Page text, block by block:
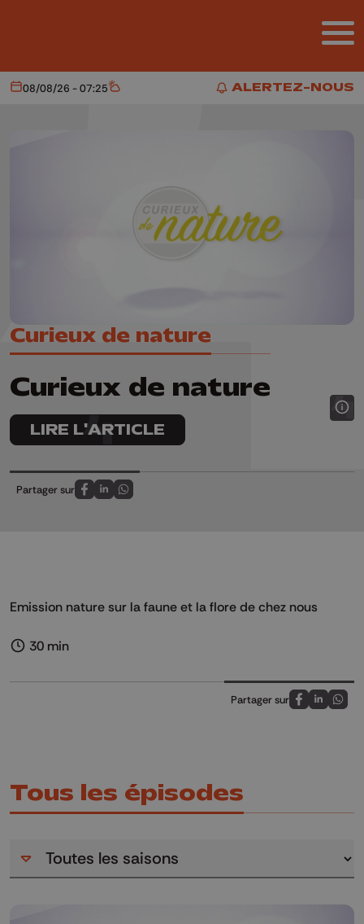
ALERTEZ-NOUS
ALERTEZ-NOUS
Aujourd'hui
08/08/26 - 07:25 Météo
Curieux de nature
Curieux de nature
LIRE L'ARTICLE
Partager sur
Partagez sur FaceBook
Partagez sur LinkedIn
Partagez sur Whatsapp
Emission nature sur la faune et la flore de chez nous
30 min
Partager sur
Partagez sur
Partagez
Tous les épisodes